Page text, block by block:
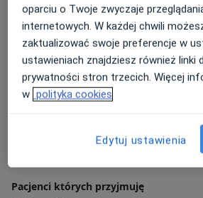
Zakres porad
Fizjoterapia sportowa
Fizjoterapia
Rehabilitacja pourazowa
Masaż leczniczy
Biodro trzaskające Ból barku
Pacjenci których przyjmuję
oparciu o Twoje zwyczaje
internetowych. W każdej chwili
zaktualizować swoje preferencje w
ustawieniach znajdziesz również linki
prywatności stron trzecich. Więcej
w polityka cookies
Edytuj ustawienia